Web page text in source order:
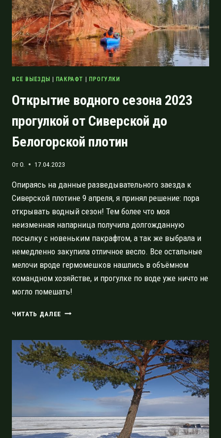
ВСЕ ВЫЕЗДЫ ПАКРАФТ ПРОГУЛКИ
Открытие водного сезона 2023
прогулкой от Сиверской до
Белогорской плотин
ОтO. 17.04.2023
Опираясь на данные разведывательного заезда к
Сиверской плотине 9 апреля, я принял решение: пора
открывать водный сезон! Тем более что моя
неизменная напарница получила долгожданную
посылку с новеньким пакрафтом, а так же выбрала и
немедленно закупила отличное весло. Все остальные
мелочи вроде гермомешков нашлись в объёмном
командном хозяйстве, и прогулке по воде уже ничто не
могло помешать!
ЧИТАТЬ ДАЛЕЕ ОТКРЫТИЕ
2023
ПРОГУЛКОЙ
ОТ
СИВЕРСКОЙ